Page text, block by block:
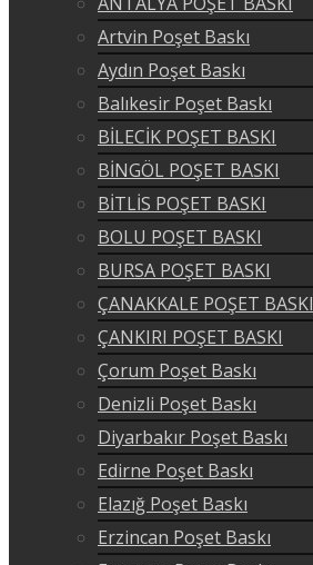
Artvin Poşet Baskı
Aydın Poşet Baskı
Balıkesir Poşet Baskı
BİLECİK POŞET BASKI
BİNGÖL POŞET BASKI
BİTLİS POŞET BASKI
BOLU POŞET BASKI
BURSA POŞET BASKI
ÇANAKKALE POŞET BASKI
ÇANKIRI POŞET BASKI
Çorum Poşet Baskı
Denizli Poşet Baskı
Diyarbakır Poşet Baskı
Edirne Poşet Baskı
Elazığ Poşet Baskı
Erzincan Poşet Baskı